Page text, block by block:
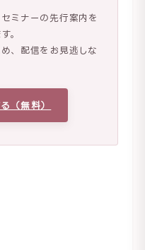
ミナーの先行案内を
。
、配信をお見逃しな
（無料）